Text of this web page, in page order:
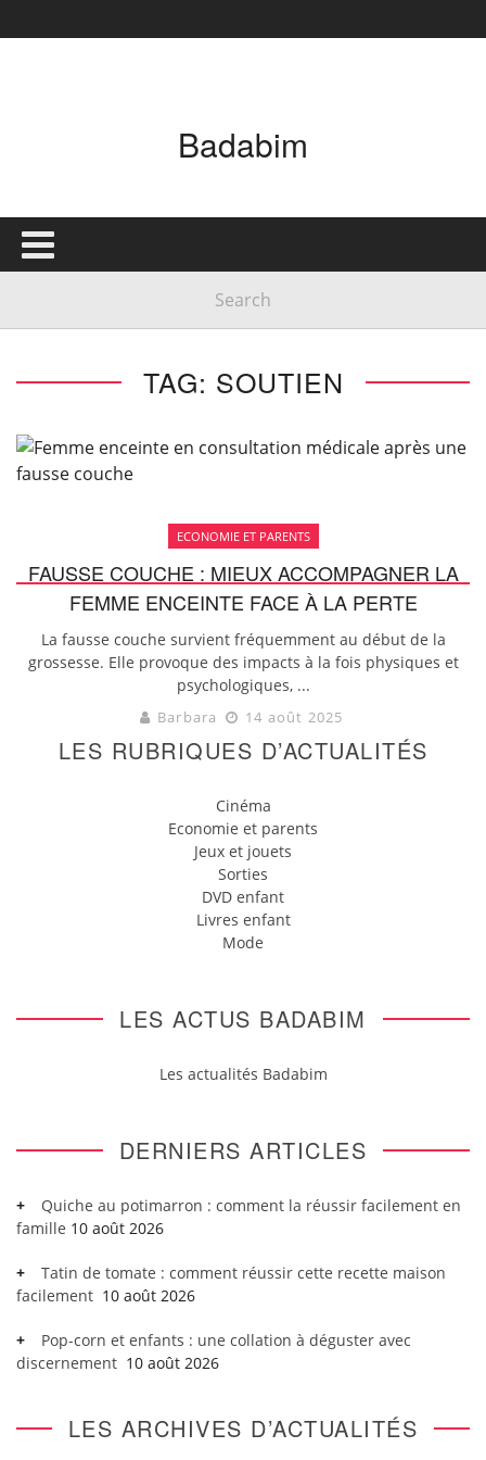
Badabim
TAG: SOUTIEN
ECONOMIE ET PARENTS
FAUSSE COUCHE : MIEUX ACCOMPAGNER LA
FEMME ENCEINTE FACE À LA PERTE
La fausse couche survient fréquemment au début de la
grossesse. Elle provoque des impacts à la fois physiques et
psychologiques, ...
Barbara 14 août 2025
LES RUBRIQUES D’ACTUALITÉS
Cinéma
Economie et parents
Jeux et jouets
Sorties
DVD enfant
Livres enfant
Mode
LES ACTUS BADABIM
Les actualités Badabim
DERNIERS ARTICLES
Quiche au potimarron : comment la réussir facilement en
famille 10 août 2026
Tatin de tomate : comment réussir cette recette maison
facilement 10 août 2026
Pop-corn et enfants : une collation à déguster avec
discernement 10 août 2026
LES ARCHIVES D’ACTUALITÉS